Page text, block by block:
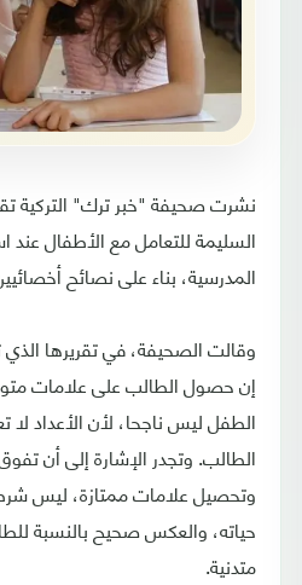
نشرت صحيفة "خبر ترك" التركية
السليمة للتعامل مع الأطفال عند
المدرسية، بناء على نصائح
إن حصول الطالب على علامات
الطفل ليس ناجحا، لأن الأعداد
الطالب. وتجدر الإشارة إلى أن
وتحصيل علامات ممتازة، ليس
حياته، والعكس صحيح بالنسبة
متدنية.